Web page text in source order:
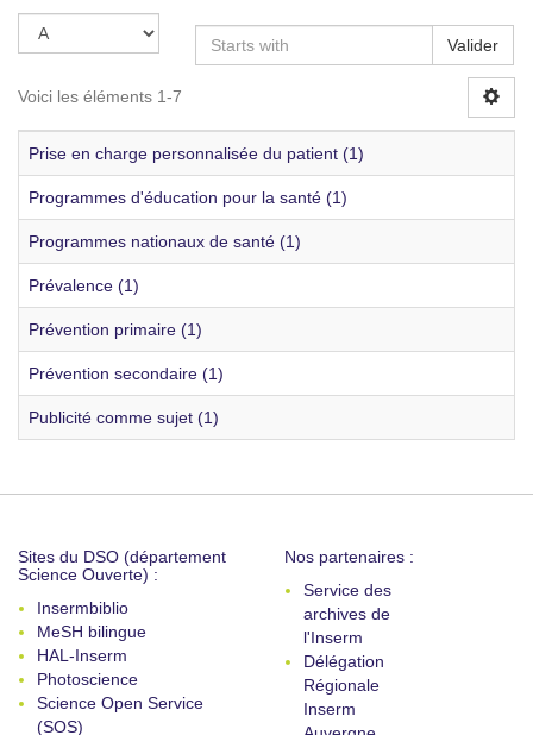
Valider
Voici les éléments 1-7
Prise en charge personnalisée du patient (1)
Programmes d'éducation pour la santé (1)
Programmes nationaux de santé (1)
Prévalence (1)
Prévention primaire (1)
Prévention secondaire (1)
Publicité comme sujet (1)
Sites du DSO (département
Science Ouverte) :
Insermbiblio
MeSH bilingue
HAL-Inserm
Photoscience
Science Open Service
(SOS)
Nos partenaires :
Service des
archives de
l'Inserm
Délégation
Régionale
Inserm